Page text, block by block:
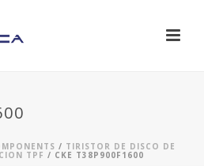
/ TIRISTOR DE DISCO DE
TPF / CKE T38P900F1600